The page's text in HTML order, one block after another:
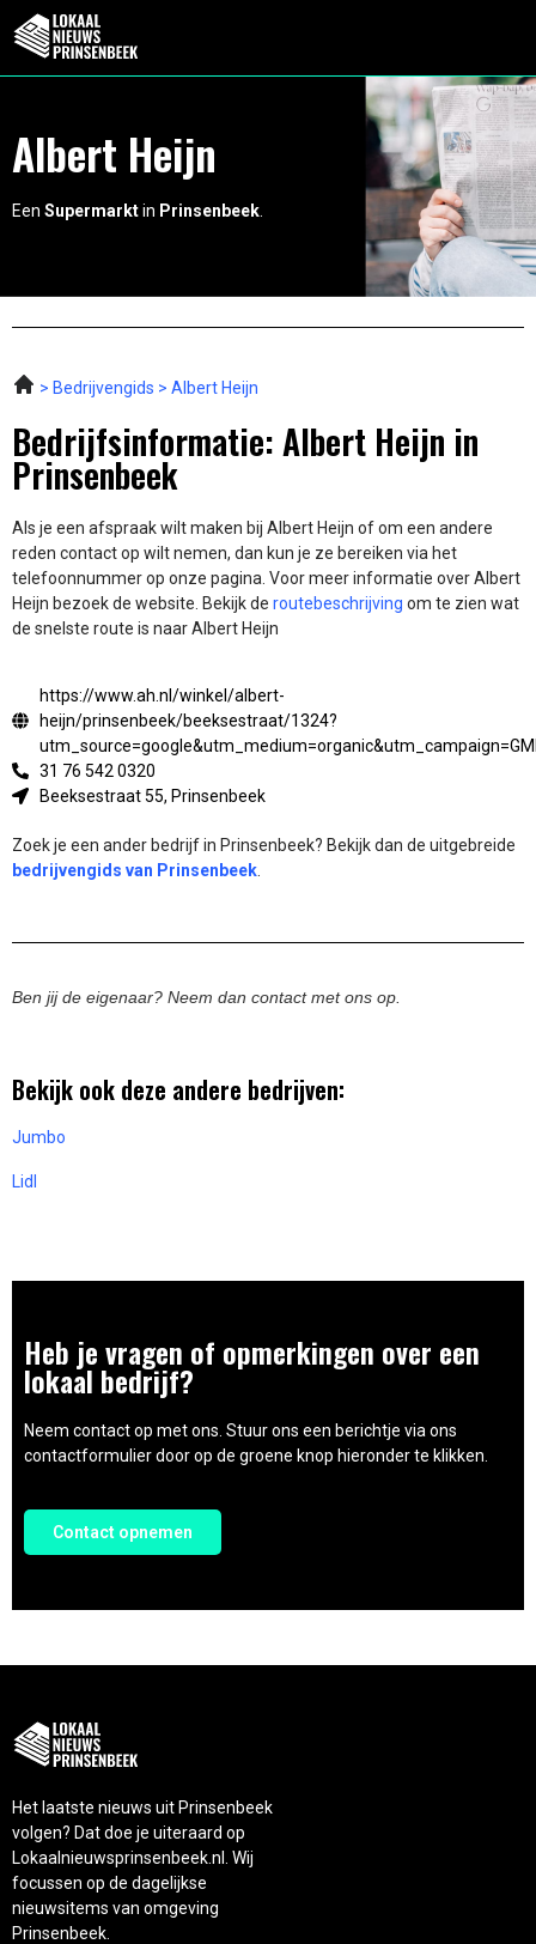
Albert Heijn
Een Supermarktin Prinsenbeek
Bedrijvengids Albert Heijn
Bedrijfsinformatie: Albert Heijn in
Prinsenbeek
Als je een afspraak wilt maken bij Albert Heijn of om een andere
reden contact op wilt nemen, dan kun je ze bereiken via het
telefoonnummer op onze pagina. Voor meer informatie over Albert
Heijn bezoek de website. Bekijk de routebeschrijving om te zien wat
de snelste route is naar Albert Heijn
https://www.ah.nl/winkel/albert-
heijn/prinsenbeek/beeksestraat/1324?
31 76 542 0320
Beeksestraat 55, Prinsenbeek
Zoek je een ander bedrijf in Prinsenbeek? Bekijk dan de uitgebreide
bedrijvengids van Prinsenbeek
Ben jij de eigenaar? Neem dan contact met ons op.
Bekijk ook deze andere bedrijven:
Jumbo
Lidl
Heb je vragen of opmerkingen over een
lokaal bedrijf?
Neem contact op met ons. Stuur ons een berichtje via ons
contactformulier door op de groene knop hieronder te klikken.
Contact opnemen
Het laatste nieuws uit Prinsenbeek
volgen? Dat doe je uiteraard op
Lokaalnieuwsprinsenbeek.nl. Wij
focussen op de dagelijkse
nieuwsitems van omgeving
Prinsenbeek.